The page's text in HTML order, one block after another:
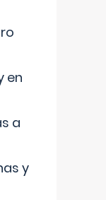
en
a
y